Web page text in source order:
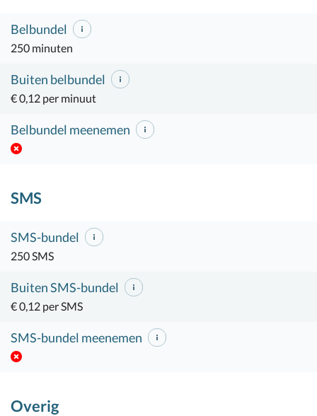
Belbundel
250 minuten
Buiten belbundel
€ 0,12 per minuut
Belbundel meenemen
SMS
SMS-bundel
250 SMS
Buiten SMS-bundel
€ 0,12 per SMS
SMS-bundel meenemen
Overig